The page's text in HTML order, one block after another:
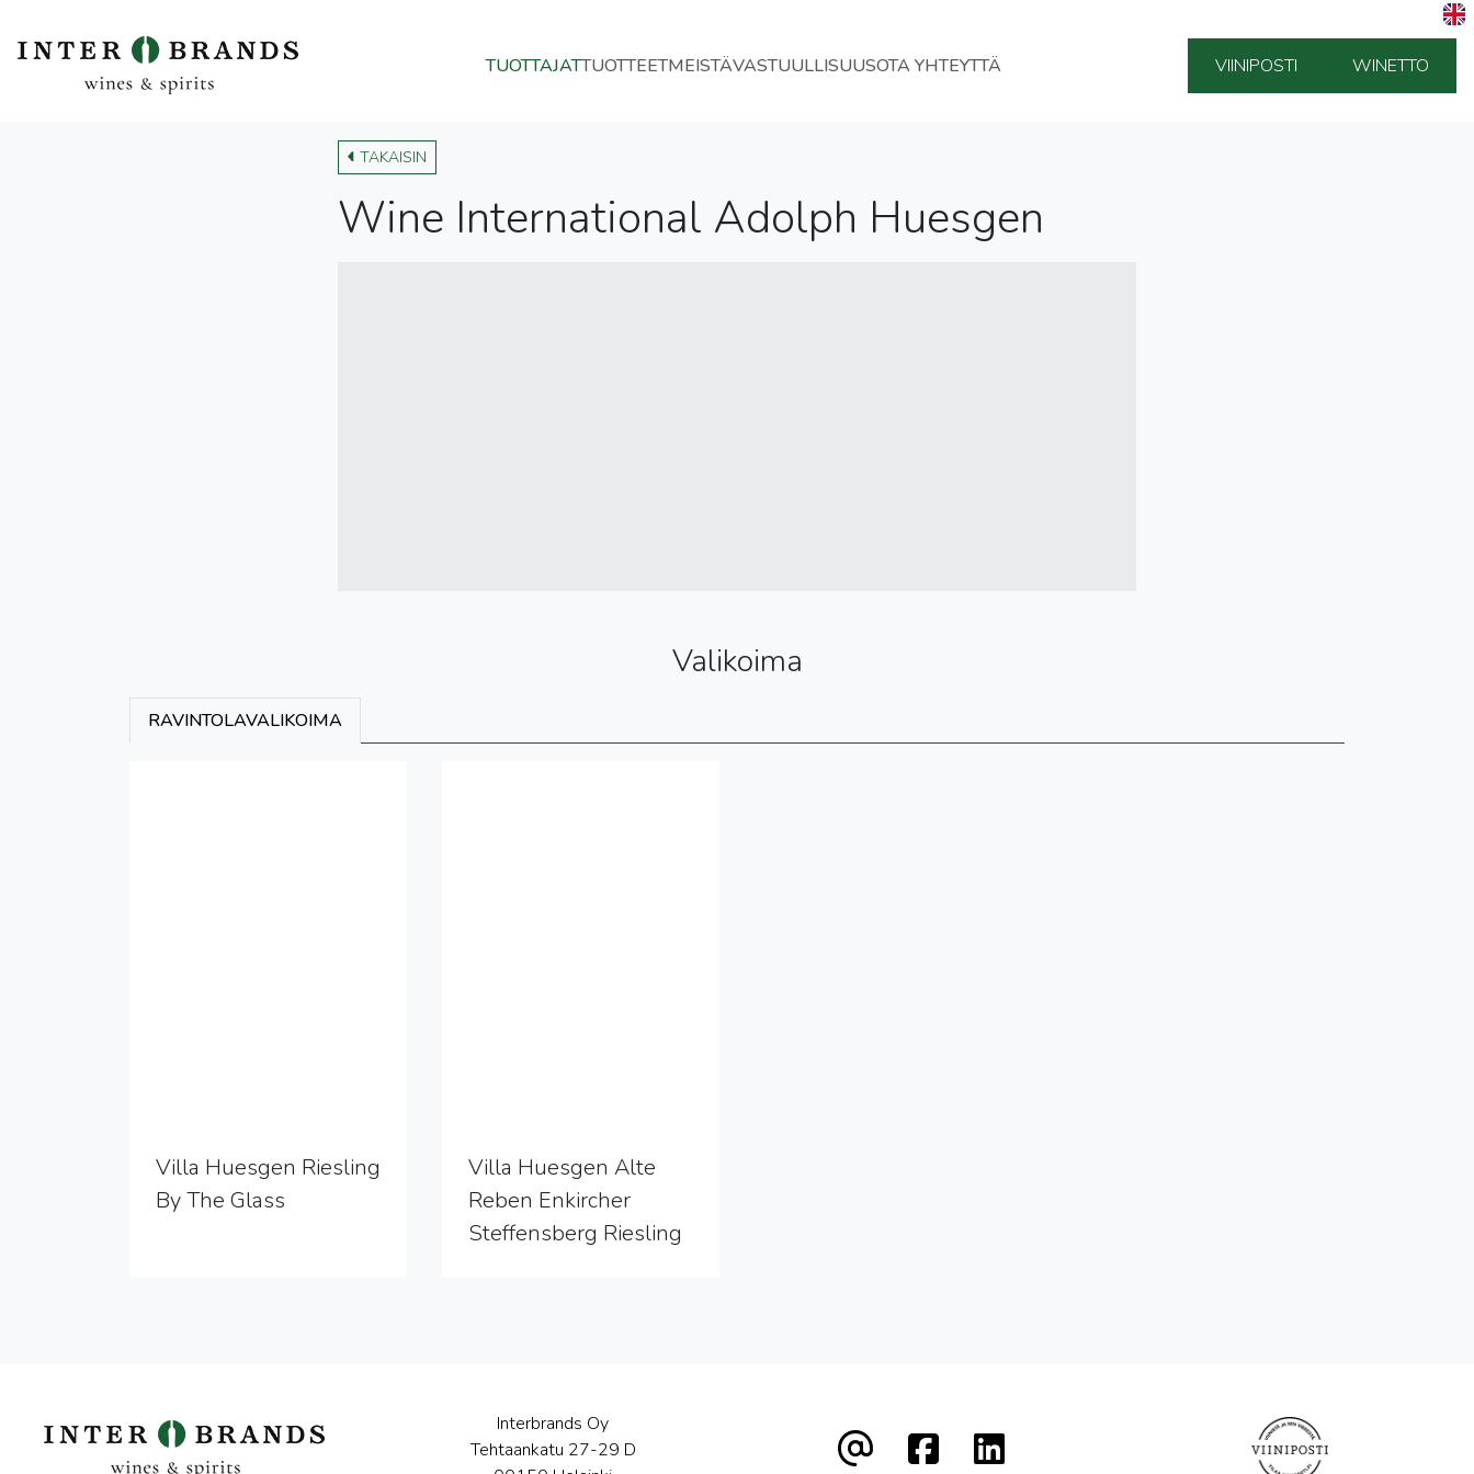
TUOTTAJATTUOTTEETMEISTÄVASTUULLISUUSOTA YHTEYTTÄ VIINIPOSTI WINETTO
TAKAISIN
Wine International Adolph Huesgen
Valikoima
RAVINTOLAVALIKOIMA
Villa Huesgen Riesling
By The Glass
Villa Huesgen Alte
Reben Enkircher
Steffensberg Riesling
Interbrands Oy
Tehtaankatu 27-29 D